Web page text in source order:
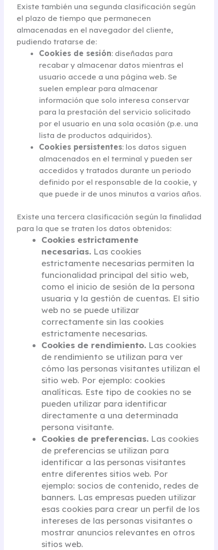
Existe también una segunda clasificación según
el plazo de tiempo que permanecen
almacenadas en el navegador del cliente,
pudiendo tratarse de:
Cookies de sesión: diseñadas para
recabar y almacenar datos mientras el
usuario accede a una página web. Se
suelen emplear para almacenar
información que solo interesa conservar
para la prestación del servicio solicitado
por el usuario en una sola ocasión (p.e. una
lista de productos adquiridos).
Cookies persistentes: los datos siguen
almacenados en el terminal y pueden ser
accedidos y tratados durante un periodo
definido por el responsable de la cookie, y
que puede ir de unos minutos a varios años.
Existe una tercera clasificación según la finalidad
para la que se traten los datos obtenidos:
Cookies estrictamente
necesarias.Las cookies
estrictamente necesarias permiten la
funcionalidad principal del sitio web,
como el inicio de sesión de la persona
usuaria y la gestión de cuentas. El sitio
web no se puede utilizar
correctamente sin las cookies
estrictamente necesarias.
Cookies de rendimiento.Las cookies
de rendimiento se utilizan para ver
cómo las personas visitantes utilizan el
sitio web. Por ejemplo: cookies
analíticas. Este tipo de cookies no se
pueden utilizar para identificar
directamente a una determinada
persona visitante.
Cookies de preferencias.Las cookies
de preferencias se utilizan para
identificar a las personas visitantes
entre diferentes sitios web. Por
ejemplo: socios de contenido, redes de
banners. Las empresas pueden utilizar
esas cookies para crear un perfil de los
intereses de las personas visitantes o
mostrar anuncios relevantes en otros
sitios web.